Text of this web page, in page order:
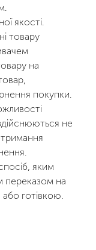
якості.
товару
на
покупки.
не
яким
переказом на
або готівкою.